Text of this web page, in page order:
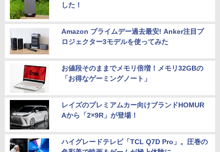
した！
Amazon プライムデー過去最安! Anker注目プ
ロジェクター3モデルを使ってみた
お値段そのままでメモリ倍増！メモリ32GBの
「お得なゲーミングノート」
レイズのプレミアムカー向けブランドHOMUR
Aから「2×9R」が登場！
ハイグレードテレビ「TCL Q7D Pro」。圧巻の